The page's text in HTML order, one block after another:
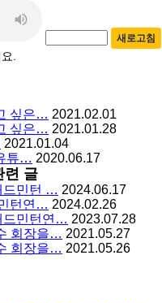
새로고침
.
싶은… 2021.02.01
싶은… 2021.01.28
2021.01.04
튜… 2020.06.17
련 글
드민턴 … 2024.06.17
턴연… 2024.02.26
드민턴연… 2023.07.28
회장을… 2021.05.27
회장을… 2021.05.26